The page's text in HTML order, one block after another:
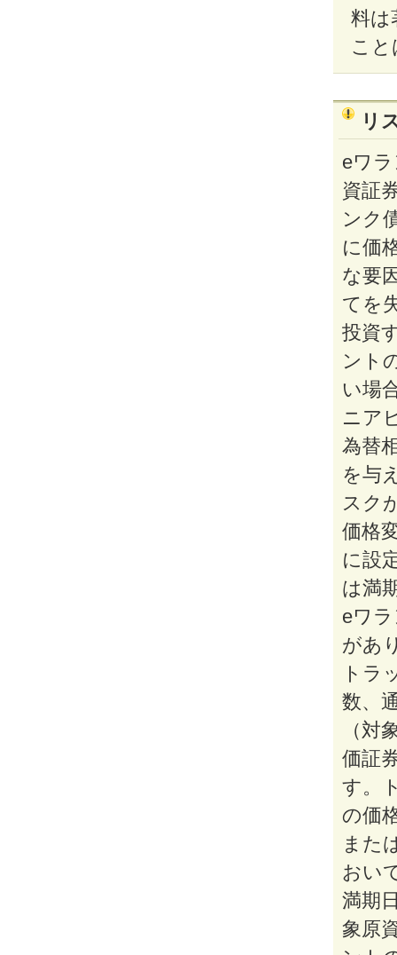
料は
こ
リ
eワ
資証
ンク
に価
な要
てを
投資
ント
い場
ニア
為替
を与
スク
価格
に設
は満
eワ
があ
トラ
数、
（対
価証
す。
の価
また
おい
満期
象原